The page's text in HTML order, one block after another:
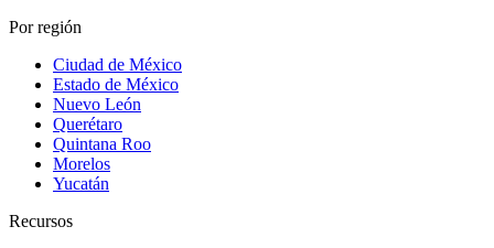
Por región
Ciudad de México
Estado de México
Nuevo León
Querétaro
Quintana Roo
Morelos
Yucatán
Recursos